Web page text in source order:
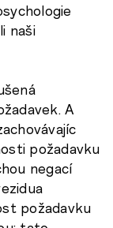
naši
A
požadavku
negací
požadavku